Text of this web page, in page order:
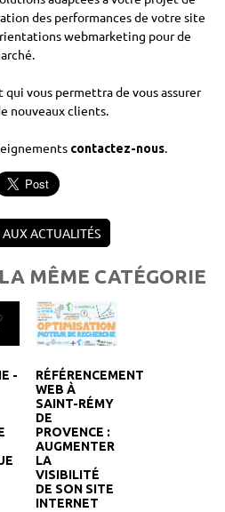
des performances de votre site
webmarketing pour de
vous permettra de vous assurer
nouveaux clients.
contactez-nous.
ACTUALITÉS
MÊME CATÉGORIE
-
RÉFÉRENCEMENT
WEB À
SAINT-RÉMY
DE
PROVENCE :
AUGMENTER
LA
VISIBILITÉ
DE SON SITE
INTERNET